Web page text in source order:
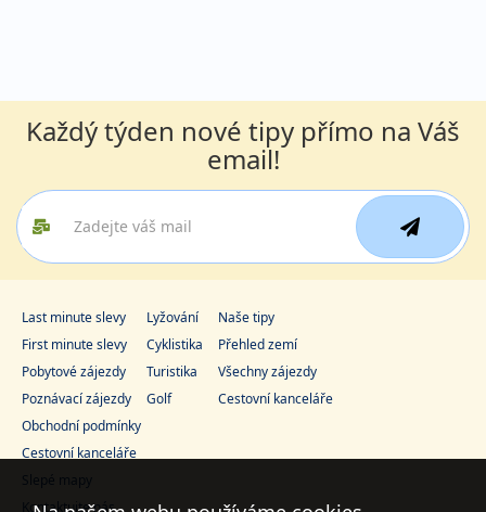
Každý týden nové tipy přímo na Váš
email!
Last minute slevy
First minute slevy
Pobytové zájezdy
Poznávací zájezdy
Lyžování
Cyklistika
Turistika
Golf
Naše tipy
Přehled zemí
Všechny zájezdy
Cestovní kanceláře
Obchodní podmínky
Cestovní kanceláře
Slepé mapy
Kontaktujte nás